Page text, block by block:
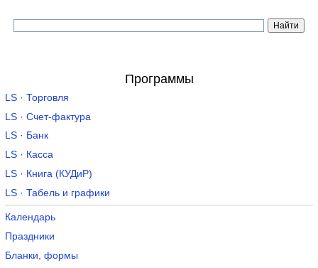
Программы
LS · Торговля
LS · Счет-фактура
LS · Банк
LS · Касса
LS · Книга (КУДиР)
LS · Табель и графики
Календарь
Праздники
Бланки, формы